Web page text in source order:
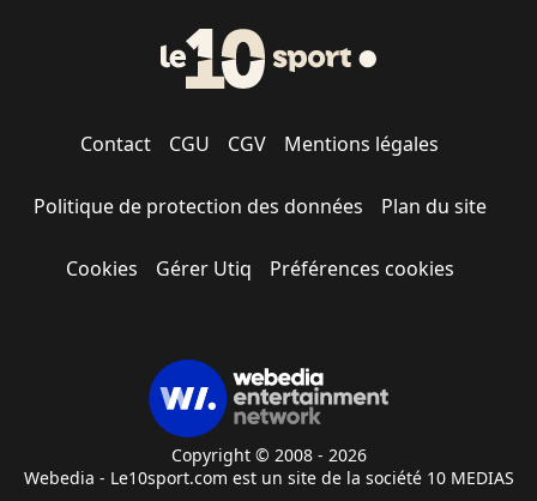
Contact CGU CGV Mentions légales
Politique de protection des données Plan du site
Cookies Gérer Utiq Préférences cookies
Copyright © 2008 - 2026
Webedia - Le10sport.com est un site de la société 10 MEDIAS